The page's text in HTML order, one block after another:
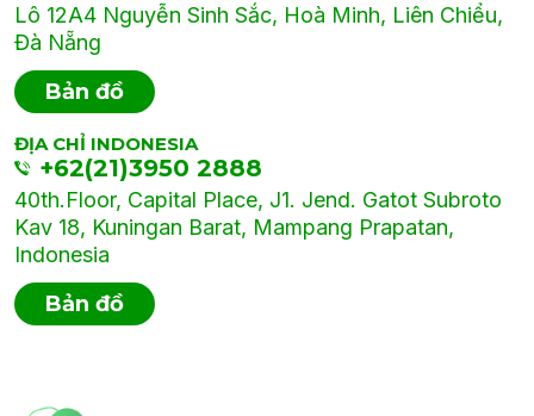
Lô 12A4 Nguyễn Sinh Sắc, Hoà Minh, Liên Chiểu,
Đà Nẵng
Bản đồ
ĐỊA CHỈ INDONESIA
+62(21)3950 2888
40th.Floor, Capital Place, J1. Jend. Gatot Subroto
Kav 18, Kuningan Barat, Mampang Prapatan,
Indonesia
Bản đồ